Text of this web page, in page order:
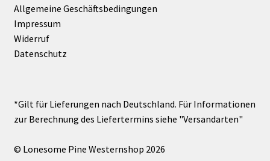
Allgemeine Geschäftsbedingungen
Impressum
Widerruf
Datenschutz
© Lonesome Pine Westernshop 2026